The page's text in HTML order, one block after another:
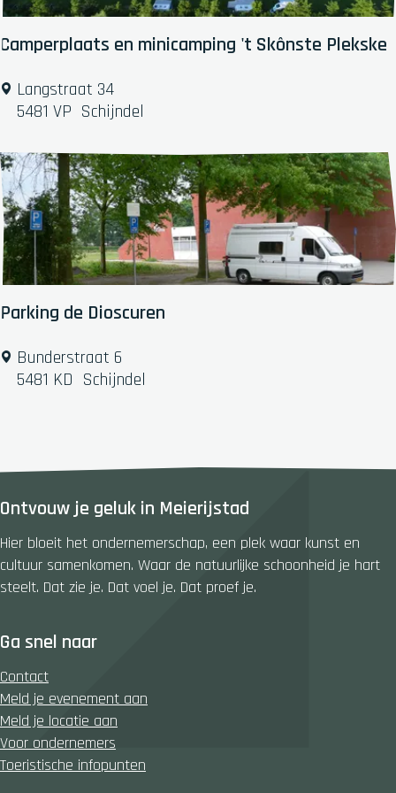
u
i
j
u
u
f
Camperplaats en minicamping 't Skônste Plekske
C
p
e
r
p
l
a
a
t
e
a
p
i
n
'
S
k
ô
n
s
Langstraat 34
5481 VP Schijndel
Parking de Dioscuren
P
n
d
e
D
i
o
c
u
r
e
n
Bunderstraat 6
5481 KD Schijndel
Ontvouw je geluk in Meierijstad
Hier bloeit het ondernemerschap, een plek waar kunst en
cultuur samenkomen. Waar de natuurlijke schoonheid je hart
steelt. Dat zie je. Dat voel je. Dat proef je.
Ga snel naar
Contact
Meld je evenement aan
Meld je locatie aan
Voor ondernemers
Toeristische infopunten